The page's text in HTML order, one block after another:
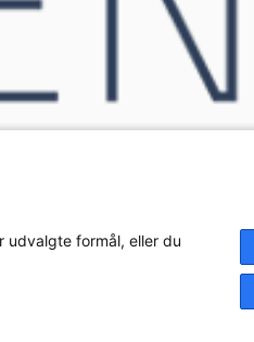
udvalgte formål, eller du